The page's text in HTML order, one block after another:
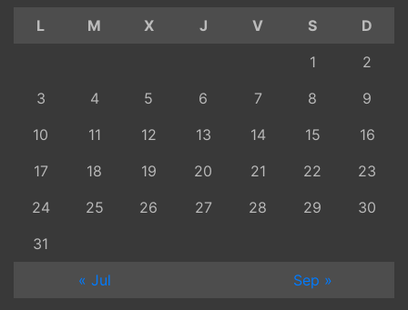
L
M X J V S
D
1
2
3
4 5 6 7 8
9
10
11 12 13 14 15
16
17
18 19 20 21 22
23
24
25 26 27 28 29
30
31
« Jul
Sep »